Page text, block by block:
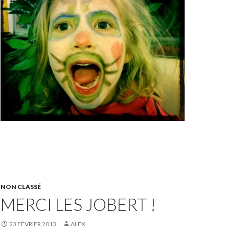
NON CLASSÉ
MERCI LES JOBERT !
23 FÉVRIER 2013 ALEX